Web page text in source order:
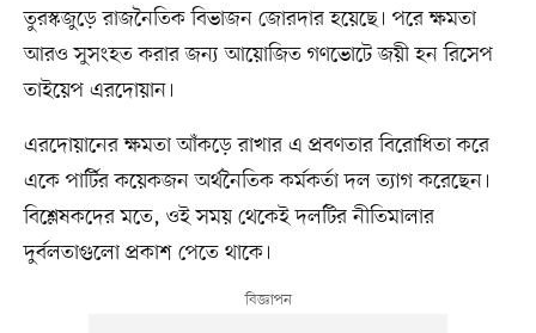
তুরস্কজুড়ে রাজনৈতিক বিভাজন জোরদার হয়েছে। পরে ক্ষমতা
আরও সুসংহত করার জন্য আয়োজিত গণভোটে জয়ী হন রিসেপ
তাইয়েপ এরদোয়ান।
এরদোয়ানের ক্ষমতা আঁকড়ে রাখার এ প্রবণতার বিরোধিতা করে
একে পার্টির কয়েকজন অর্থনৈতিক কর্মকর্তা দল ত্যাগ করেছেন।
বিশ্লেষকদের মতে, ওই সময় থেকেই দলটির নীতিমালার
দুর্বলতাগুলো প্রকাশ পেতে থাকে।